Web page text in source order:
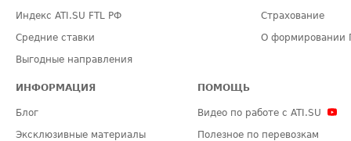
Индекс ATI.SU FTL РФ
Средние ставки
Выгодные направления
Страхование
О формировании
ИНФОРМАЦИЯ
Блог
Эксклюзивные материалы
ПОМОЩЬ
Видео по работе с ATI.SU
Полезное по перевозкам